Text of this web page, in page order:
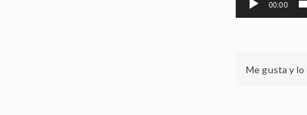
00:00
Me gusta y